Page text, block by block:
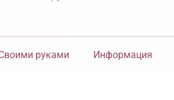
руками Информация